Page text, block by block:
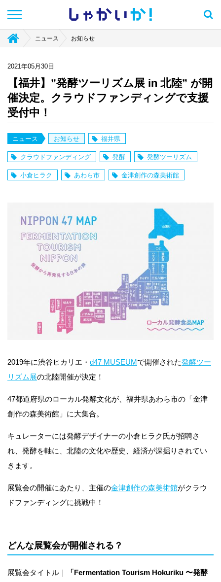
しゃかい か！
ニュース お知らせ
2021年05月30日
【福井】”発酵ツーリズム展 in 北陸” が開
催決定。クラウドファンディングで支援
受付中！
ニュース お知らせ 福井県
クラウドファンディング 発酵 発酵ツーリズム
小倉ヒラク あわら市 金津創作の森美術館
2019年に渋谷ヒカリエ・ d47 MUSEUMで開催された発酵ツー
リズム展の北陸開催が決定！
47都道府県のローカル発酵文化が、福井県あわら市の「金津
創作の森美術館」に大集合。
キュレーターには発酵デザイナーの小倉ヒラク氏が招聘さ
れ、発酵を軸に、北陸の文化や歴史、経済が深掘りされてい
きます。
展覧会の開催にあたり、主催の金津創作の森美術館がクラウ
ドファンディングに挑戦中！
どんな展覧会が開催される？
展覧会タイトル｜
「Fermentation Tourism Hokuriku 〜発酵